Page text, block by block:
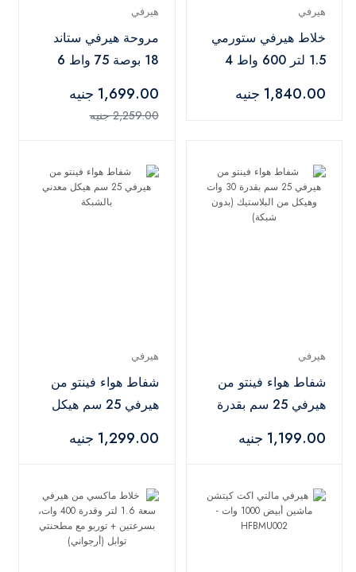
هيرفي
خلاط هيرفي ستورمي
1.5 لتر 600 واط 4
واحدة مطحنة واحدة،
1,840.00 جنيه
هيرفي
مروحة هيرفي ستاند
18 بوصة 75 واط 6
مؤقت - أسود - SF-001
1,699.00 جنيه
2,259.00 جنيه
هيرفي
شفاط هواء فينتو من
هيرفي 25 سم بقدرة
البلاستيك (بدون شبكة)
1,199.00 جنيه
هيرفي
شفاط هواء فينتو من
هيرفي 25 سم هيكل
1,299.00 جنيه